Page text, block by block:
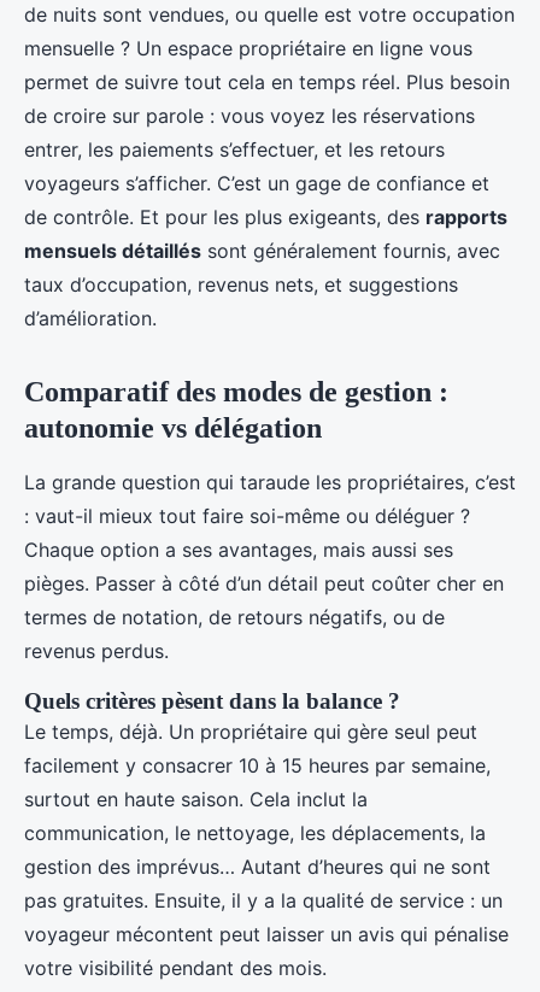
de nuits sont vendues, ou quelle est votre occupation
mensuelle ? Un espace propriétaire en ligne vous
permet de suivre tout cela en temps réel. Plus besoin
de croire sur parole : vous voyez les réservations
entrer, les paiements s’effectuer, et les retours
voyageurs s’afficher. C’est un gage de confiance et
de contrôle. Et pour les plus exigeants, des rapports
mensuels détaillés sont généralement fournis, avec
taux d’occupation, revenus nets, et suggestions
d’amélioration.
Comparatif des modes de gestion :
autonomie vs délégation
La grande question qui taraude les propriétaires, c’est
: vaut-il mieux tout faire soi-même ou déléguer ?
Chaque option a ses avantages, mais aussi ses
pièges. Passer à côté d’un détail peut coûter cher en
termes de notation, de retours négatifs, ou de
revenus perdus.
Quels critères pèsent dans la balance ?
Le temps, déjà. Un propriétaire qui gère seul peut
facilement y consacrer 10 à 15 heures par semaine,
surtout en haute saison. Cela inclut la
communication, le nettoyage, les déplacements, la
gestion des imprévus… Autant d’heures qui ne sont
pas gratuites. Ensuite, il y a la qualité de service : un
voyageur mécontent peut laisser un avis qui pénalise
votre visibilité pendant des mois.